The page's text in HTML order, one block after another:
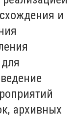
и
архивных